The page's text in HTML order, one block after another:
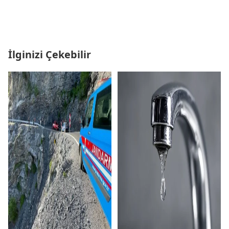
İlginizi Çekebilir